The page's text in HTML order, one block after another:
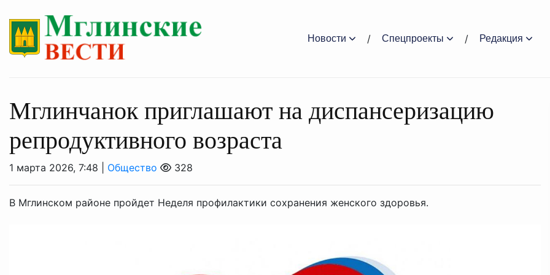
Новости Спецпроекты Редакция
Мглинчанок приглашают на диспансеризацию
репродуктивного возраста
1 марта 2026, 7:48 | Общество 328
В Мглинском районе пройдет Неделя профилактики сохранения женского здоровья.